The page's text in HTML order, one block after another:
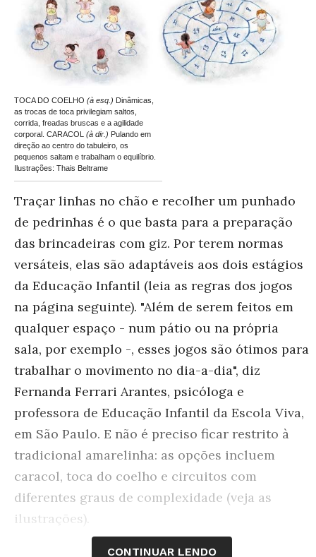
TOCA DO COELHO (à esq.) Dinâmicas,
as trocas de toca privilegiam saltos,
corrida, freadas bruscas e a agilidade
corporal. CARACOL (à dir.) Pulando em
direção ao centro do tabuleiro, os
pequenos saltam e trabalham o equilíbrio.
Ilustrações: Thais Beltrame
Traçar linhas no chão e recolher um punhado
de pedrinhas é o que basta para a preparação
das brincadeiras com giz. Por terem normas
versáteis, elas são adaptáveis aos dois estágios
da Educação Infantil (leia as regras dos jogos
na página seguinte). "Além de serem feitos em
qualquer espaço - num pátio ou na própria
sala, por exemplo -, esses jogos são ótimos para
trabalhar o movimento no dia-a-dia", diz
Fernanda Ferrari Arantes, psicóloga e
professora de Educação Infantil da Escola Viva,
em São Paulo. E não é preciso ficar restrito à
tradicional amarelinha: as opções incluem
caracol, toca do coelho e circuitos com
diferentes graus de complexidade (veja as
ilustrações).
Para os menores, de 2 e 3 anos, a vivência
CONTINUAR LENDO